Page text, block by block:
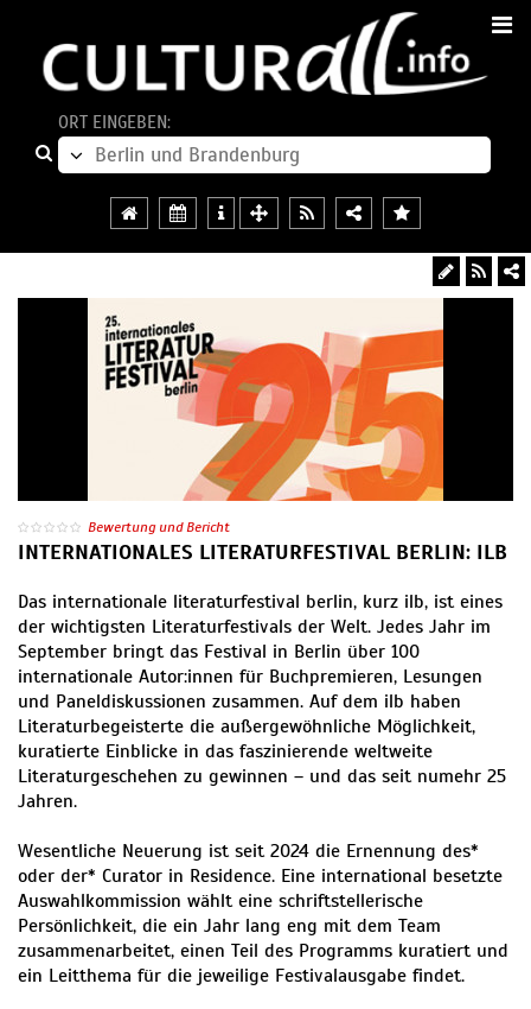
ORT EINGEBEN:
Bewertung und Bericht
INTERNATIONALES LITERATURFESTIVAL BERLIN: ILB
Das internationale literaturfestival berlin, kurz ilb, ist eines
der wichtigsten Literaturfestivals der Welt. Jedes Jahr im
September bringt das Festival in Berlin über 100
internationale Autor:innen für Buchpremieren, Lesungen
und Paneldiskussionen zusammen. Auf dem ilb haben
Literaturbegeisterte die außergewöhnliche Möglichkeit,
kuratierte Einblicke in das faszinierende weltweite
Literaturgeschehen zu gewinnen – und das seit numehr 25
Jahren.
Wesentliche Neuerung ist seit 2024 die Ernennung des*
oder der* Curator in Residence. Eine international besetzte
Auswahlkommission wählt eine schriftstellerische
Persönlichkeit, die ein Jahr lang eng mit dem Team
zusammenarbeitet, einen Teil des Programms kuratiert und
ein Leitthema für die jeweilige Festivalausgabe findet.